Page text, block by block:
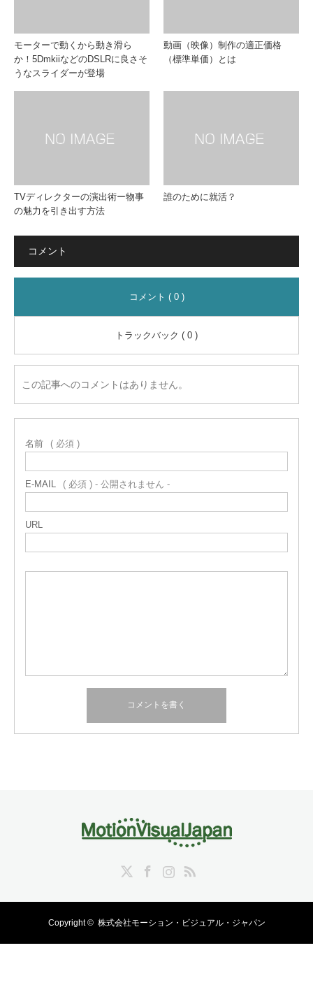
モーターで動くから動き滑ら
か！5DmkiiなどのDSLRに良さそ
うなスライダーが登場
動画（映像）制作の適正価格
（標準単価）とは
TVディレクターの演出術ー物事
の魅力を引き出す方法
誰のために就活？
コメント
コメント ( 0 )
トラックバック ( 0 )
この記事へのコメントはありません。
名前 ( 必須 )
E-MAIL ( 必須 ) - 公開されません -
URL
RSS
Copyright © 株式会社モーション・ビジュアル・ジャパン